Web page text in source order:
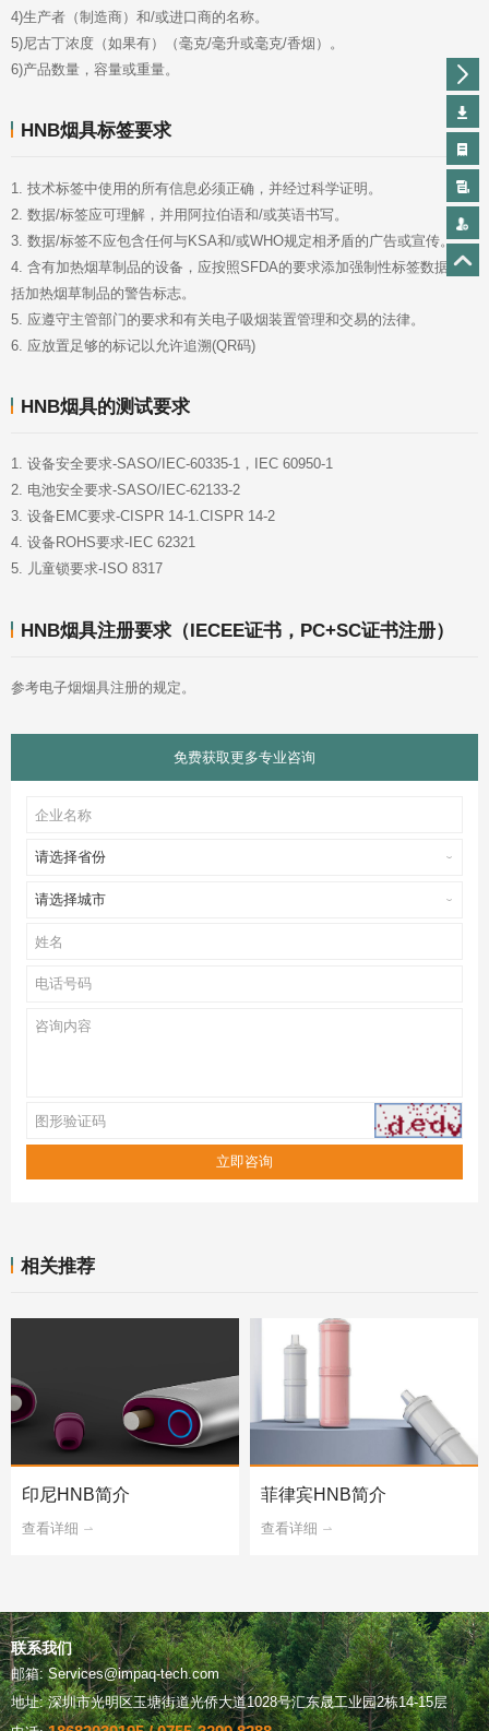
4)生产者（制造商）和/或进口商的名称。
5)尼古丁浓度（如果有）（毫克/毫升或毫克/香烟）。
6)产品数量，容量或重量。
HNB烟具标签要求
1. 技术标签中使用的所有信息必须正确，并经过科学证明。
2. 数据/标签应可理解，并用阿拉伯语和/或英语书写。
3. 数据/标签不应包含任何与KSA和/或WHO规定相矛盾的广告或宣传。
括加热烟草制品的警告标志。
5. 应遵守主管部门的要求和有关电子吸烟装置管理和交易的法律。
6. 应放置足够的标记以允许追溯(QR码)
HNB烟具的测试要求
1. 设备安全要求-SASO/IEC-60335-1，IEC 60950-1
2. 电池安全要求-SASO/IEC-62133-2
3. 设备EMC要求-CISPR 14-1.CISPR 14-2
4. 设备ROHS要求-IEC 62321
5. 儿童锁要求-ISO 8317
HNB烟具注册要求（IECEE证书，PC+SC证书注册）
参考电子烟烟具注册的规定。
免费获取更多专业咨询
请选择省份
请选择城市
相关推荐
印尼HNB简介
查看详细
菲律宾HNB简介
查看详细
联系我们
邮箱: Services@impaq-tech.com
地址: 深圳市光明区玉塘街道光侨大道1028号汇东晟工业园2栋14-15层